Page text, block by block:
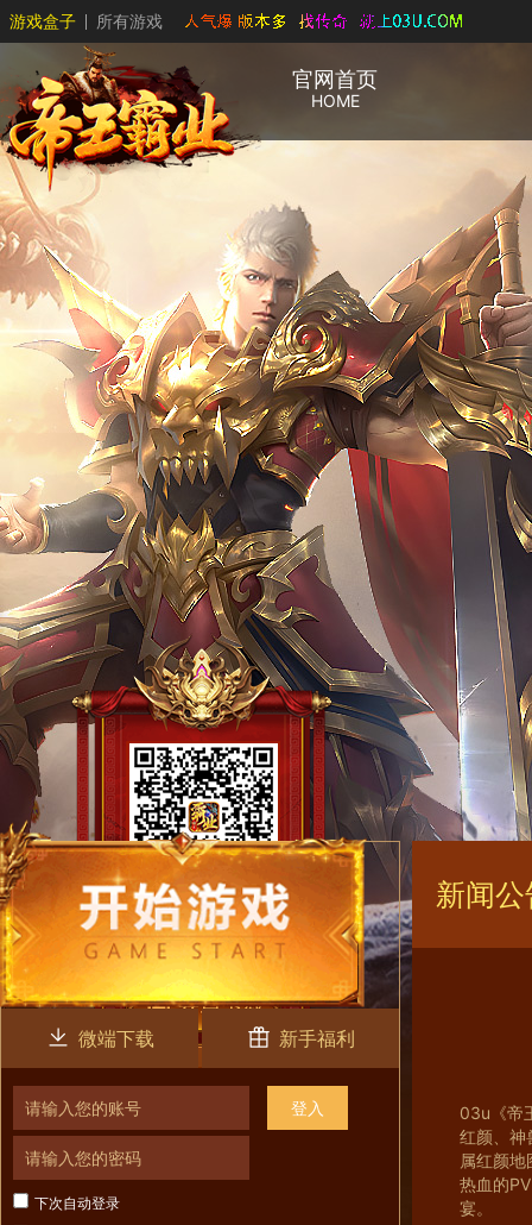
游戏盒子 所有游戏
官网首页
HOME
微端下载 新手福利
登入
下次自动登录
新闻公
03u《帝
红颜、神
属红颜
热血的
宴。